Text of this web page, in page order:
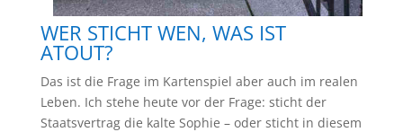
WER STICHT WEN, WAS IST
ATOUT?
Das ist die Frage im Kartenspiel aber auch im realen
Leben. Ich stehe heute vor der Frage: sticht der
Staatsvertrag die kalte Sophie – oder sticht in diesem